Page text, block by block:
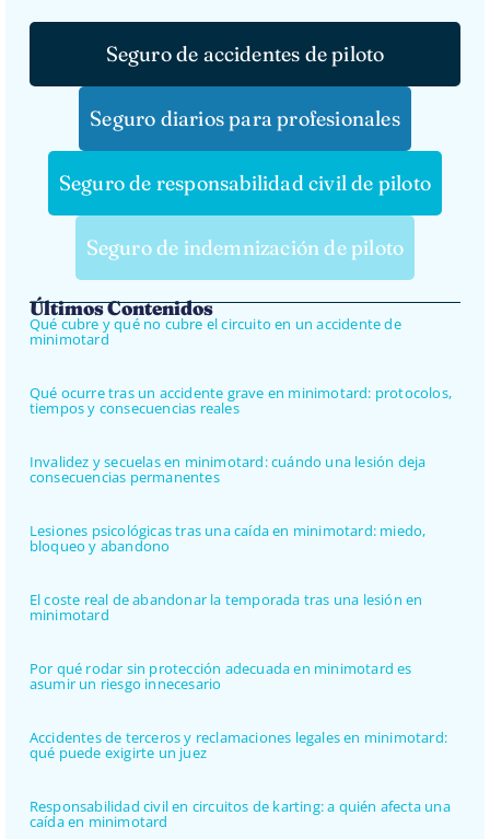
Seguro de accidentes de piloto
Seguro diarios para profesionales
Seguro de responsabilidad civil de piloto
Seguro de indemnización de piloto
Últimos Contenidos
Qué cubre y qué no cubre el circuito en un accidente de
minimotard
Qué ocurre tras un accidente grave en minimotard: protocolos,
tiempos y consecuencias reales
Invalidez y secuelas en minimotard: cuándo una lesión deja
consecuencias permanentes
Lesiones psicológicas tras una caída en minimotard: miedo,
bloqueo y abandono
El coste real de abandonar la temporada tras una lesión en
minimotard
Por qué rodar sin protección adecuada en minimotard es
asumir un riesgo innecesario
Accidentes de terceros y reclamaciones legales en minimotard:
qué puede exigirte un juez
Responsabilidad civil en circuitos de karting: a quién afecta una
caída en minimotard